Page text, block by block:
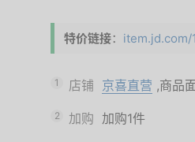
特价链接： item.jd.com/
1 店铺 京喜直营 ,商品
2 加购 加购1件